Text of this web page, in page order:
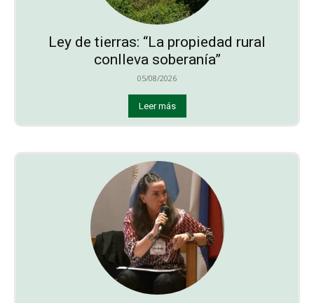
Ley de tierras: “La propiedad rural
conlleva soberanía”
05/08/2026
Leer más